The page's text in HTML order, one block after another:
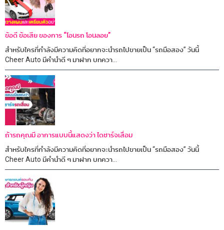
ข้อดี ข้อเสีย ของการ “โอนรถ โอนลอย”
สำหรับใครที่กำลังมีความคิดที่อยากจะนำรถไปขายเป็น “รถมือสอง” วันนี้
Cheer Auto มีคำนำดี ๆ มาฝาก บทควา...
ถ้ารถคุณมี อาการแบบนี้แสดงว่า ไดชาร์จเสื่อม
สำหรับใครที่กำลังมีความคิดที่อยากจะนำรถไปขายเป็น “รถมือสอง” วันนี้
Cheer Auto มีคำนำดี ๆ มาฝาก บทควา...